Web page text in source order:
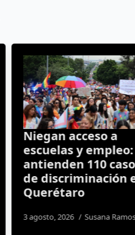
Niegan acceso a
escuelas y empleo:
antienden 110 casos
de discriminación en
Querétaro
3 agosto, 2026 Susana Ramos